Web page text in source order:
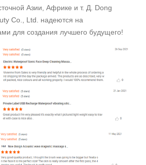
Азии, Африке и т. Д. Dong
Co., Ltd. надеются на
для создания лучшего будущего!